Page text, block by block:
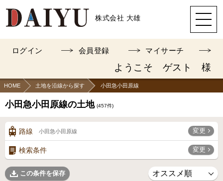
株式会社 大雄
ログイン 会員登録 マイサーチ
ようこそ ゲスト 様
HOME 土地を沿線から探す 小田急小田原線
小田急小田原線の土地 (457件)
路線 小田急小田原線 変更
検索条件 変更
この条件を保存